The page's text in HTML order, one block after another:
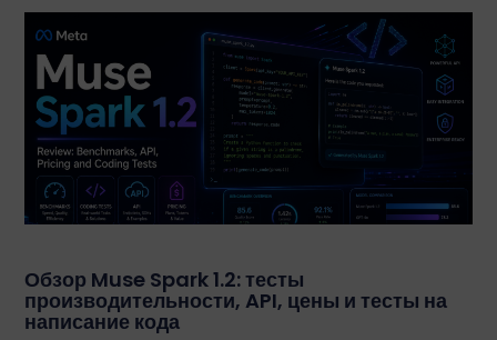
Обзор Muse Spark 1.2: тесты
производительности, API, цены и тесты на
написание кода